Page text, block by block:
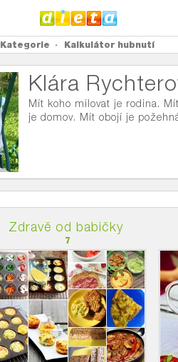
Kategorie Kalkulátor hubnutí
Klára
Mít koho milovat je rodina.
je domov. Mít obojí je
Zdravě od babičky
7